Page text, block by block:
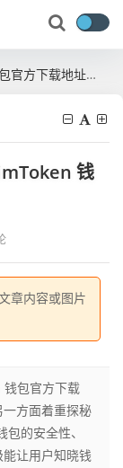
探秘 imToken 钱包是否正在升级
钱
章内容或图片
包官方下载
方面着重探秘
的安全性、
让用户知晓钱